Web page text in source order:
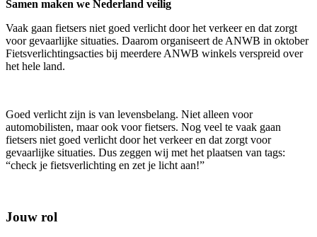
Samen maken we Nederland veilig
Vaak gaan fietsers niet goed verlicht door het verkeer en dat zorgt
voor gevaarlijke situaties. Daarom organiseert de ANWB in oktober
Fietsverlichtingsacties bij meerdere ANWB winkels verspreid over
het hele land.
Goed verlicht zijn is van levensbelang. Niet alleen voor
automobilisten, maar ook voor fietsers. Nog veel te vaak gaan
fietsers niet goed verlicht door het verkeer en dat zorgt voor
gevaarlijke situaties. Dus zeggen wij met het plaatsen van tags:
“check je fietsverlichting en zet je licht aan!”
Jouw rol